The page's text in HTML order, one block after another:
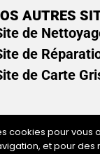
AUTRES
de
de
de Carte
cookies pour vous
et pour des